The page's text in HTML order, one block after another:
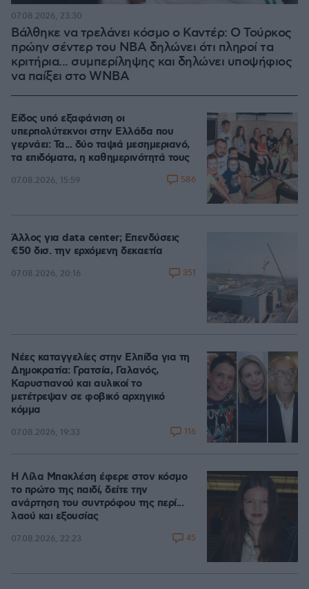
Βάλθηκε να τρελάνει κόσμο ο Καντέρ: Ο Τούρκος
πρώην σέντερ του NBA δηλώνει ότι πληροί τα
κριτήρια... συμπερίληψης και δηλώνει υποψήφιος
να παίξει στο WNBA
07.08.2026, 23:30
Είδος υπό εξαφάνιση οι
υπερπολύτεκνοι στην Ελλάδα που
γερνάει: Τα... δύο ταψιά μεσημεριανό,
τα επιδόματα, η καθημερινότητά τους
07.08.2026, 15:59 586
Άλλος για data center; Επενδύσεις
€50 δισ. την ερχόμενη δεκαετία
07.08.2026, 20:16 351
Νέες καταγγελίες στην Ελπίδα για τη
Δημοκρατία: Γρατσία, Γαλανός,
Καρυστιανού και αυλικοί το
μετέτρεψαν σε φοβικό αρχηγικό
κόμμα
07.08.2026, 19:33 116
Η Λίλα Μπακλέση έφερε στον κόσμο
το πρώτο της παιδί, δείτε την
ανάρτηση του συντρόφου της περί...
λαού και εξουσίας
07.08.2026, 22:23 45